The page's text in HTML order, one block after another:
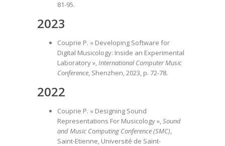
81-95.
2023
Couprie P. « Developing Software for
Digital Musicology: Inside an Experimental
Laboratory »,International Computer Music
Conference, Shenzhen, 2023, p. 72-78.
2022
Couprie P. « Designing Sound
Representations For Musicology »,Sound
and Music Computing Conference (SMC),
Saint-Etienne, Université de Saint-